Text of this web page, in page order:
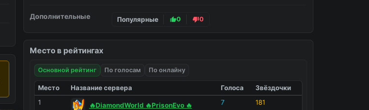
Дополнительные Популярные 0 0
Место в рейтингах
Основной рейтинг По голосам По онлайну
Место Название сервера Голоса
Звёздочки
1
🔥DiamondWorld 🔥PrisonEvo 🔥 7 181